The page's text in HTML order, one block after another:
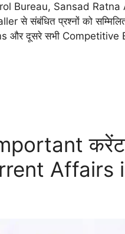
Bureau, Sansad Ratna
संबंधित प्रश्नों को सम्मिलित
और दूसरे सभी Competitive
Affairs